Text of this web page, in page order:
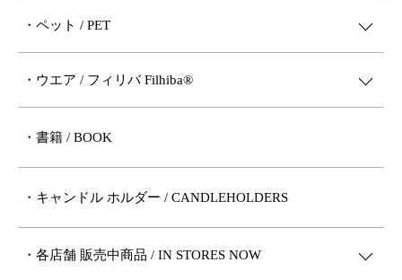
・ペット / PET
・ウエア / フィリバ Filhiba®︎
・書籍 / BOOK
・キャンドル ホルダー / CANDLEHOLDERS
・各店舗 販売中商品 / IN STORES NOW